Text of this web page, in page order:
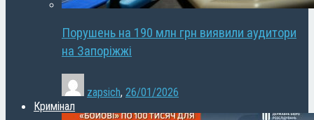
Порушень на 190 млн грн виявили аудитори
на Запоріжжі
zapsich, 26/01/2026
Кримінал